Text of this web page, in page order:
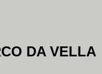
DA VELLA